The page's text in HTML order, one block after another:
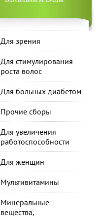
Для зрения
Для стимулирования
роста волос
Для больных диабетом
Прочие сборы
Для увеличения
работоспособности
Для женщин
Мультивитамины
Минеральные
вещества,